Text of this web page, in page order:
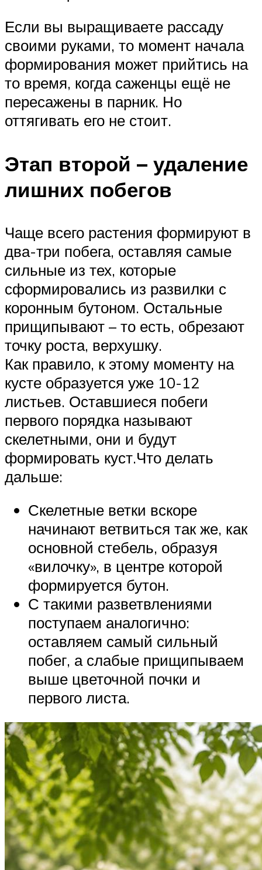
Если вы выращиваете рассаду
своими руками, то момент начала
формирования может прийтись на
то время, когда саженцы ещё не
пересажены в парник. Но
оттягивать его не стоит.
Этап второй – удаление
лишних побегов
Чаще всего растения формируют в
два-три побега, оставляя самые
сильные из тех, которые
сформировались из развилки с
коронным бутоном. Остальные
прищипывают – то есть, обрезают
точку роста, верхушку.
Как правило, к этому моменту на
кусте образуется уже 10-12
листьев. Оставшиеся побеги
первого порядка называют
скелетными, они и будут
формировать куст.Что делать
дальше:
Скелетные ветки вскоре
начинают ветвиться так же, как
основной стебель, образуя
«вилочку», в центре которой
формируется бутон.
С такими разветвлениями
поступаем аналогично:
оставляем самый сильный
побег, а слабые прищипываем
выше цветочной почки и
первого листа.